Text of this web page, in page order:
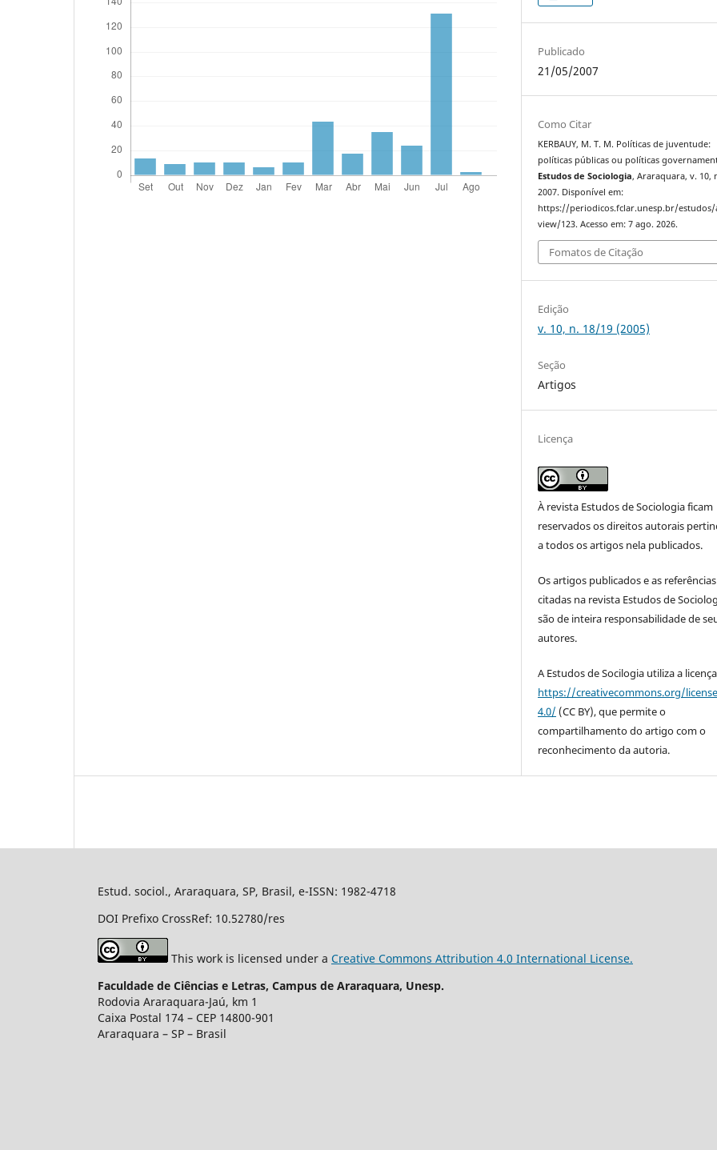
Publicado
21/05/2007
Como Citar
KERBAUY, M. T. M. Políticas de juventude:
políticas públicas ou políticas
Estudos de Sociologia, Araraquara, v. 10,
2007. Disponível em:
https://periodicos.fclar.unesp.br/
view/123. Acesso em: 7 ago. 2026.
Fomatos de Citação
Edição
v. 10, n. 18/19 (2005)
Seção
Artigos
Licença
À revista Estudos de Sociologia ficam
reservados os direitos autorais
a todos os artigos nela publicados.
Os artigos publicados e as referências
citadas na revista Estudos de
são de inteira responsabilidade de
autores.
A Estudos de Socilogia utiliza a licença
https://creativecommons.org/
4.0/ (CC BY), que permite o
compartilhamento do artigo com o
reconhecimento da autoria.
Estud. sociol., Araraquara, SP, Brasil, e-ISSN: 1982-4718
DOI Prefixo CrossRef: 10.52780/res
This work is licensed under a Creative Commons Attribution 4.0 International License.
Faculdade de Ciências e Letras, Campus de Araraquara, Unesp.
Rodovia Araraquara-Jaú, km 1
Caixa Postal 174 – CEP 14800-901
Araraquara – SP – Brasil